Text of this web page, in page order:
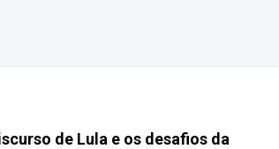
de Lula e os desafios da